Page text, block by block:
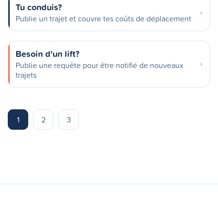
Tu conduis?
Publie un trajet et couvre tes coûts de déplacement
Besoin d'un lift?
Publie une requête pour être notifié de nouveaux
trajets
1 2 3